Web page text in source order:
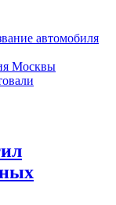
автомобиля
Москвы